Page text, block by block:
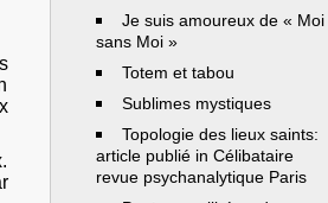
Je suis amoureux de « Moi
sans Moi »
Totem et tabou
Sublimes mystiques
Topologie des lieux saints:
article publié in Célibataire
revue psychanalytique Paris